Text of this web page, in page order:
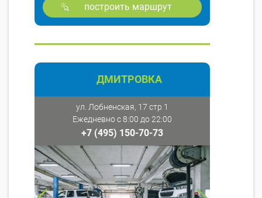
построить маршрут
ДМИТРОВКА
ул. Лобненская, 17 стр 1
Ежедневно с 8:00 до 22:00
+7 (495) 150-70-73